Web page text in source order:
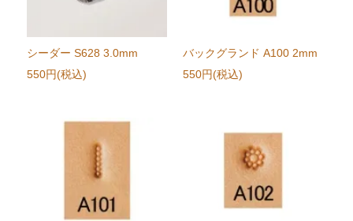
シーダー S628 3.0mm
550円(税込)
バックグランド A100 2mm
550円(税込)